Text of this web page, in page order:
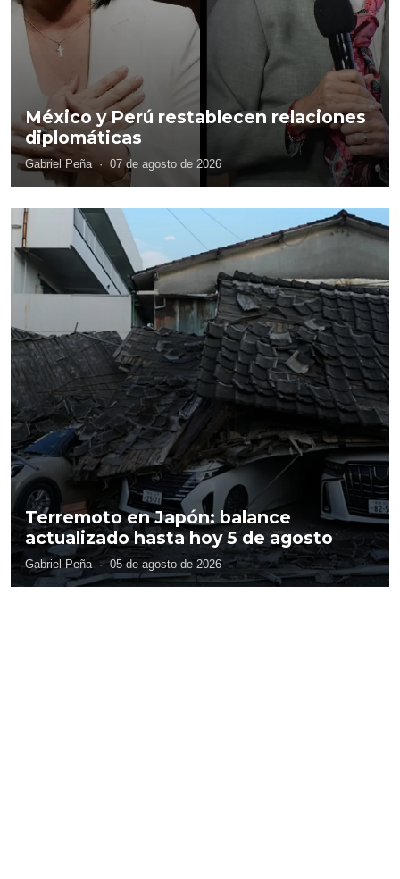
México y Perú restablecen relaciones
diplomáticas
Gabriel Peña · 07 de agosto de 2026
Terremoto en Japón: balance
actualizado hasta hoy 5 de agosto
Gabriel Peña · 05 de agosto de 2026